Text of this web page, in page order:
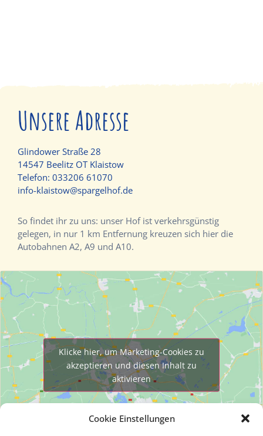
Cookie Einstellungen
Klicke hier, um Marketing-Cookies zu
akzeptieren und diesen Inhalt zu
aktivieren
Unsere Adresse
Glindower Straße 28
14547 Beelitz OT Klaistow
Telefon: 033206 61070
info-klaistow@spargelhof.de
So findet ihr zu uns: unser Hof ist verkehrsgünstig
gelegen, in nur 1 km Entfernung kreuzen sich hier die
Autobahnen A2, A9 und A10.